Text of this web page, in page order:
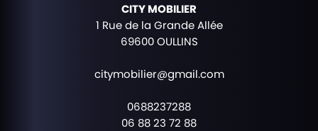
CITY MOBILIER
1 Rue de la Grande Allée
69600 OULLINS
citymobilier@gmail.com
0688237288
06 88 23 72 88